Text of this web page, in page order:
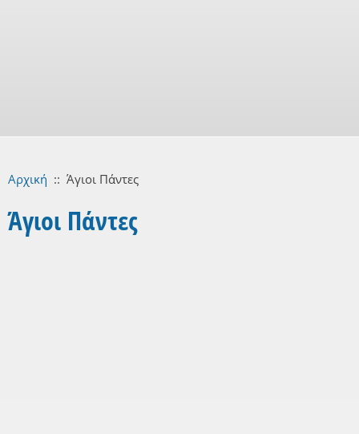
Αρχική :: Άγιοι Πάντες
Άγιοι Πάντες